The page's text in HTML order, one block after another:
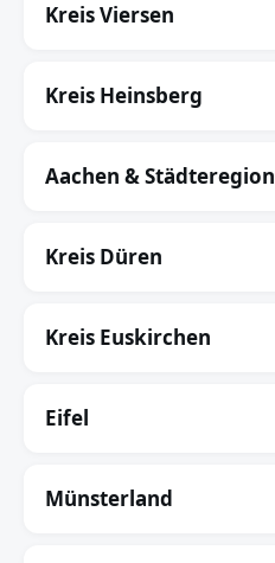
Kreis Viersen
Kreis Heinsberg
Aachen & Städteregion
Kreis Düren
Kreis Euskirchen
Eifel
Münsterland